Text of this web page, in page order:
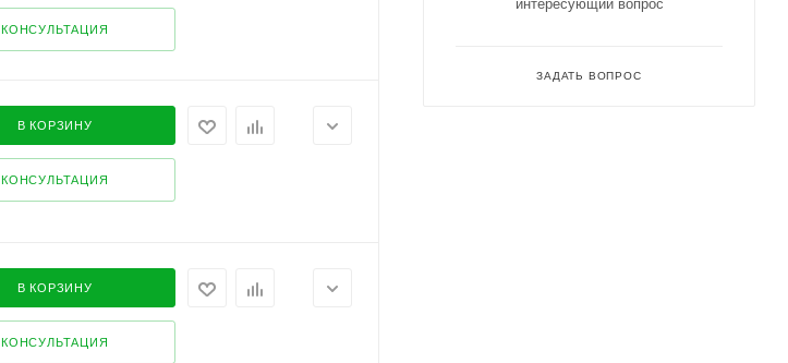
КОНСУЛЬТАЦИЯ
В КОРЗИНУ
КОНСУЛЬТАЦИЯ
В КОРЗИНУ
КОНСУЛЬТАЦИЯ
интересующий вопрос
ЗАДАТЬ ВОПРОС